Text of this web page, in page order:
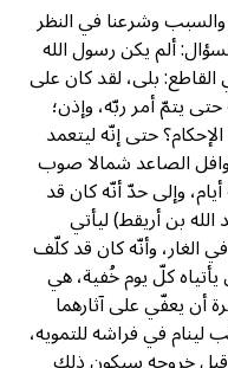
وشرعنا في النظر
ألم يكن رسول الله
القاطع: بلى، لقد كان على
يتمّ أمر ربّه، وإذن؛
حتى إنّه ليتعمد
الصاعد شمالا صوب
وإلى حدّ أنّه كان قد
بن أريقط) ليأتي
الغار، وأنّه كان قد كلّف
يأتياه كلّ يوم خُفية، هي
أن يعفّي على آثارهما
لينام في فراشه للتمويه،